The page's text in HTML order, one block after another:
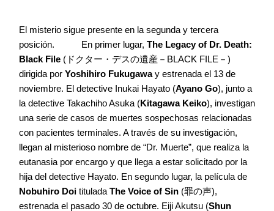
El misterio sigue presente en la segunda y tercera
posición. En primer lugar, The Legacy of Dr. Death:
Black File (ドクター・デスの遺産－BLACK FILE－)
dirigida por Yoshihiro Fukugaway estrenada el 13 de
noviembre. El detective Inukai Hayato (Ayano Go), junto a
la detective Takachiho Asuka (Kitagawa Keiko), investigan
una serie de casos de muertes sospechosas relacionadas
con pacientes terminales. A través de su investigación,
llegan al misterioso nombre de “Dr. Muerte”, que realiza la
eutanasia por encargo y que llega a estar solicitado por la
hija del detective Hayato. En segundo lugar, la película de
Nobuhiro Doi titulada The Voice of Sin (罪の声),
estrenada el pasado 30 de octubre. Eiji Akutsu (Shun